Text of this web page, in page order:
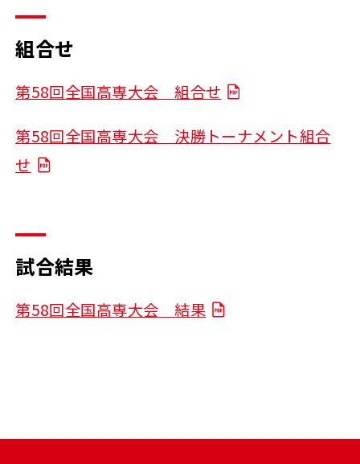
組合せ
第58回全国高専大会 組合せ
第58回全国高専大会 決勝トーナメント組合
せ
試合結果
第58回全国高専大会 結果